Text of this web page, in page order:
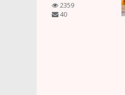
2359
40